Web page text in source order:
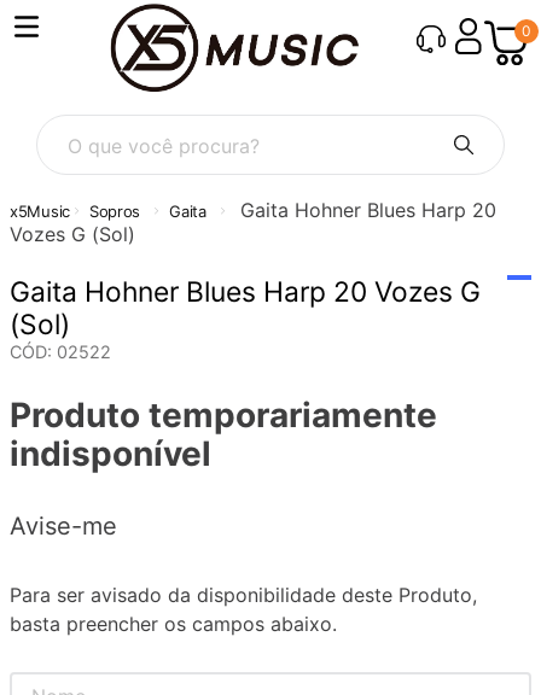
0
O que você procura?
Sopros Gaita
Gaita Hohner Blues Harp 20
Vozes G (Sol)
Gaita Hohner Blues Harp 20 Vozes G
(Sol)
CÓD: 02522
Produto temporariamente
indisponível
Avise-me
Para ser avisado da disponibilidade deste Produto,
basta preencher os campos abaixo.